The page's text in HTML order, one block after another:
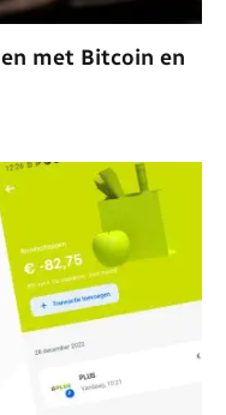
met Bitcoin en